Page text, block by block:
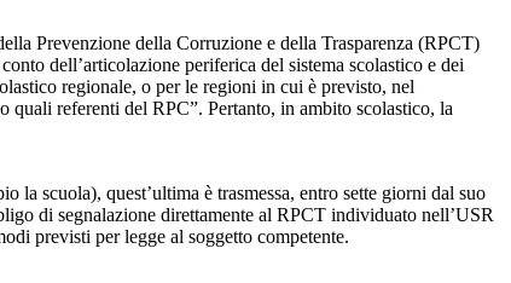
Prevenzione della Corruzione e della Trasparenza (RPCT)
dell’articolazione periferica del sistema scolastico e dei
regionale, o per le regioni in cui è previsto, nel
referenti del RPC”. Pertanto, in ambito scolastico, la
la scuola), quest’ultima è trasmessa, entro sette giorni dal suo
di segnalazione direttamente al RPCT individuato nell’USR
previsti per legge al soggetto competente.